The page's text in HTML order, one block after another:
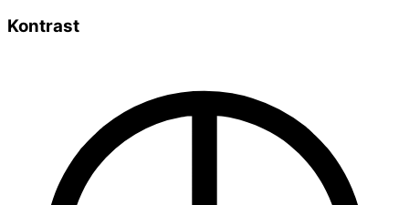
Kontrast